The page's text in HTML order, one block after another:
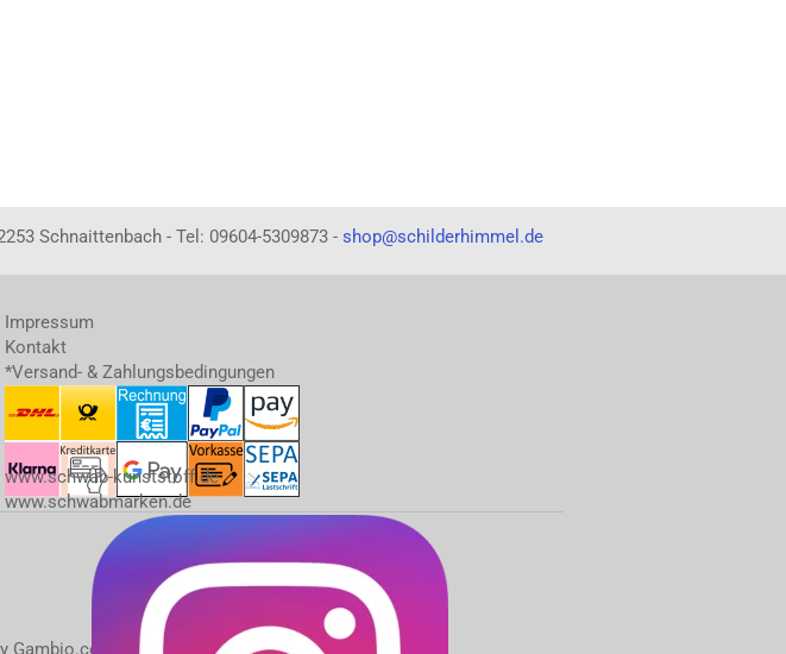
Schnaittenbach - Tel: 09604-5309873 - shop@schilderhimmel.de
Impressum
Kontakt
*Versand- & Zahlungsbedingungen
www.schwab-kunststoff.de
www.schwabmarken.de
Gambio.com © 2023